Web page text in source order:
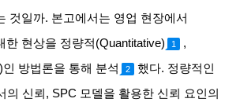
것일까. 본고에서는 영업 현장에서
한 현상을 정량적(Quantitative) 1
,
인 방법론을 통해 분석 2 했다. 정량적인
의 신뢰 , SPC 모델을 활용한 신뢰 요인의